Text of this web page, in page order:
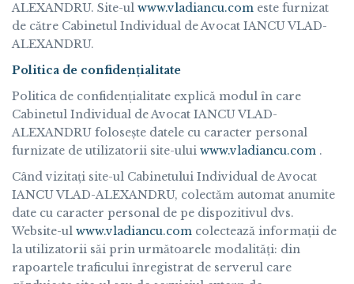
ALEXANDRU. Site-ul www.vladiancu.com este furnizat
de către Cabinetul Individual de Avocat IANCU VLAD-
ALEXANDRU.
Politica de confidenṭialitate
Politica de confidenṭialitate explică modul în care
Cabinetul Individual de Avocat IANCU VLAD-
ALEXANDRU folosește datele cu caracter personal
furnizate de utilizatorii site-ului www.vladiancu.com .
Când vizitați site-ul Cabinetului Individual de Avocat
IANCU VLAD-ALEXANDRU, colectăm automat anumite
date cu caracter personal de pe dispozitivul dvs.
Website-ul www.vladiancu.com colectează informații de
la utilizatorii săi prin următoarele modalități: din
rapoartele traficului înregistrat de serverul care